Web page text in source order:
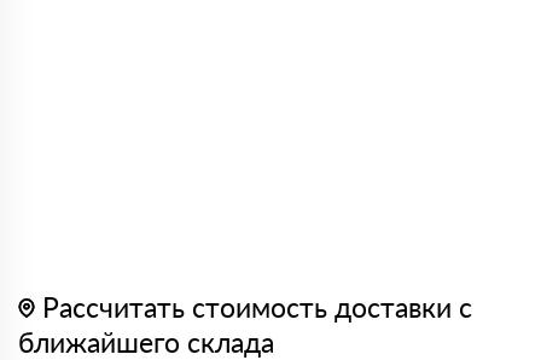
Рассчитать стоимость доставки с
ближайшего склада